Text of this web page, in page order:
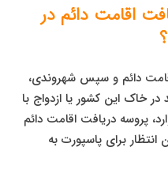
اقامت دائم در
دائم و سپس شهروندی،
در خاک این کشور یا ازدواج با
پروسه دریافت اقامت دائم
برای پاسپورت به